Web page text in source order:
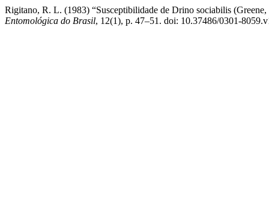
Rigitano, R. L. (1983) “Susceptibilidade de Drino sociabilis
Entomológica do Brasil, 12(1), p. 47–51. doi: 10.37486/0301-